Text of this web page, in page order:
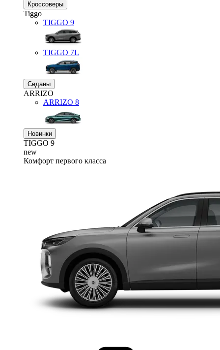
Кроссоверы
Tiggo
TIGGO 9
TIGGO 7L
Седаны
ARRIZO
ARRIZO 8
Новинки
TIGGO 9
new
Комфорт первого класса